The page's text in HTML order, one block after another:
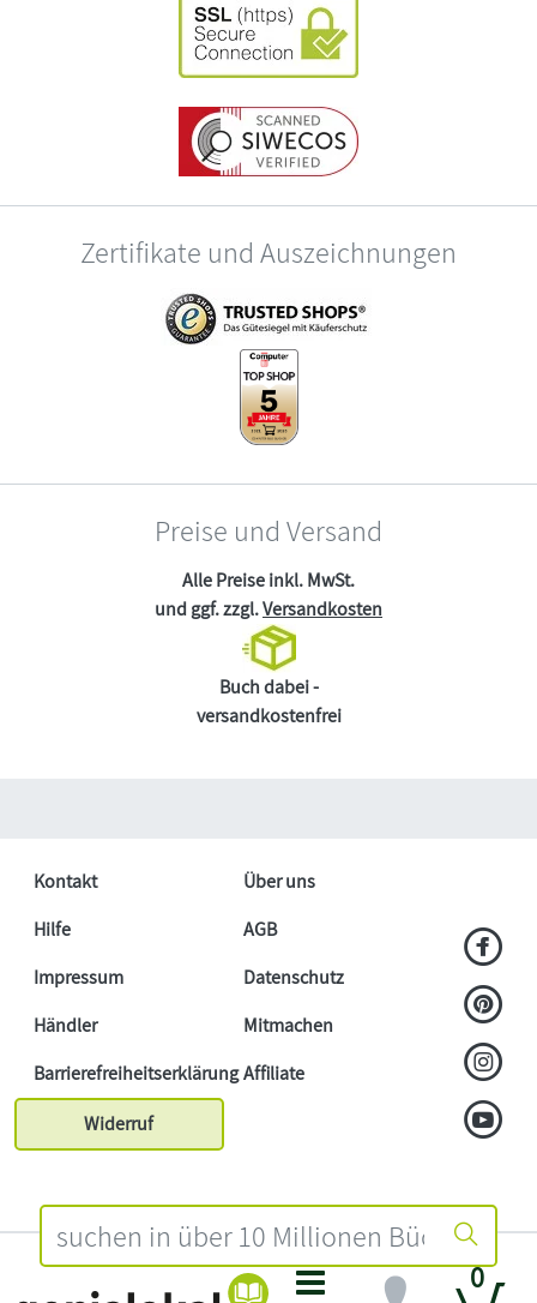
0
Zertifikate und Auszeichnungen
Preise und Versand
Alle Preise inkl. MwSt.
und ggf. zzgl.Versandkosten
Buch dabei -
versandkostenfrei
Kontakt
Über uns
Hilfe
AGB
Impressum
Datenschutz
Händler
Mitmachen
BarrierefreiheitserklärungAffiliate
Widerruf